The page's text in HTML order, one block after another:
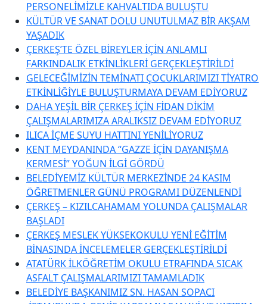
PERSONELİMİZLE KAHVALTIDA BULUŞTU
KÜLTÜR VE SANAT DOLU UNUTULMAZ BİR AKŞAM
YAŞADIK
ÇERKEŞ’TE ÖZEL BİREYLER İÇİN ANLAMLI
FARKINDALIK ETKİNLİKLERİ GERÇEKLEŞTİRİLDİ
GELECEĞİMİZİN TEMİNATI ÇOCUKLARIMIZI TİYATRO
ETKİNLİĞİYLE BULUŞTURMAYA DEVAM EDİYORUZ
DAHA YEŞİL BİR ÇERKEŞ İÇİN FİDAN DİKİM
ÇALIŞMALARIMIZA ARALIKSIZ DEVAM EDİYORUZ
ILICA İÇME SUYU HATTINI YENİLİYORUZ
KENT MEYDANINDA “GAZZE İÇİN DAYANIŞMA
KERMESİ” YOĞUN İLGİ GÖRDÜ
BELEDİYEMİZ KÜLTÜR MERKEZİNDE 24 KASIM
ÖĞRETMENLER GÜNÜ PROGRAMI DÜZENLENDİ
ÇERKEŞ – KIZILCAHAMAM YOLUNDA ÇALIŞMALAR
BAŞLADI
ÇERKEŞ MESLEK YÜKSEKOKULU YENİ EĞİTİM
BİNASINDA İNCELEMELER GERÇEKLEŞTİRİLDİ
ATATÜRK İLKÖĞRETİM OKULU ETRAFINDA SICAK
ASFALT ÇALIŞMALARIMIZI TAMAMLADIK
BELEDİYE BAŞKANIMIZ SN. HASAN SOPACI